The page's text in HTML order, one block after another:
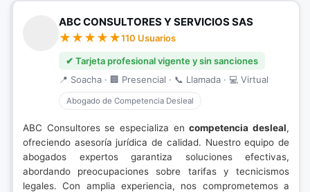
ABC CONSULTORES Y SERVICIOS SAS
110 Usuarios
✔ Tarjeta profesional vigente y sin sanciones
📍 Soacha · 🏢 Presencial · 📞 Llamada · 💻 Virtual
Abogado de Competencia Desleal
ABC Consultores se especializa encompetencia desleal,
ofreciendo asesoría jurídica de calidad. Nuestro equipo de
abogados expertos garantiza soluciones efectivas,
abordando preocupaciones sobre tarifas y tecnicismos
legales. Con amplia experiencia, nos comprometemos a